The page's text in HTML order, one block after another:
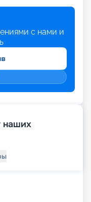
с нами и
наших